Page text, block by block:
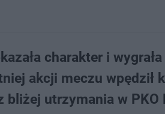
charakter i
akcji meczu wpędził
bliżej utrzymania w PKO